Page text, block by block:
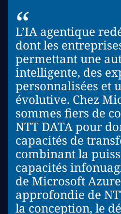
“
L’IA agentique
dont les
permettant une
intelligente, des
personnalisées et
évolutive. Chez
sommes fiers de
NTT DATA pour
capacités de
combinant la
capacités
de Microsoft
approfondie de
la conception, le